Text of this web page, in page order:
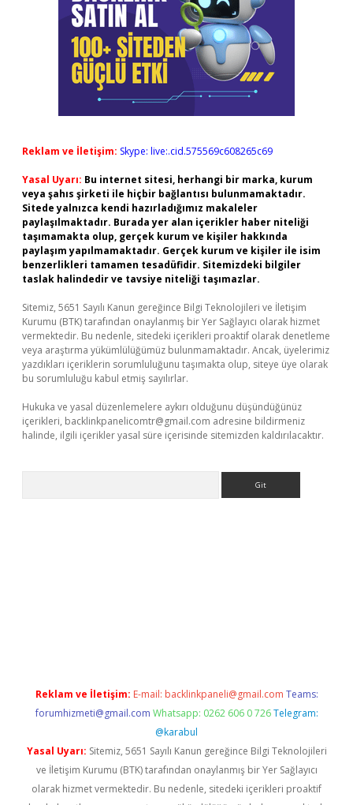
Reklam ve İletişim: Skype: live:.cid.575569c608265c69
Yasal Uyarı: Bu internet sitesi, herhangi bir marka, kurum
veya şahıs şirketi ile hiçbir bağlantısı bulunmamaktadır.
Sitede yalnızca kendi hazırladığımız makaleler
paylaşılmaktadır. Burada yer alan içerikler haber niteliği
taşımamakta olup, gerçek kurum ve kişiler hakkında
paylaşım yapılmamaktadır. Gerçek kurum ve kişiler ile isim
benzerlikleri tamamen tesadüfidir. Sitemizdeki bilgiler
taslak halindedir ve tavsiye niteliği taşımazlar.
Sitemiz, 5651 Sayılı Kanun gereğince Bilgi Teknolojileri ve İletişim
Kurumu (BTK) tarafından onaylanmış bir Yer Sağlayıcı olarak hizmet
vermektedir. Bu nedenle, sitedeki içerikleri proaktif olarak denetleme
veya araştırma yükümlülüğümüz bulunmamaktadır. Ancak, üyelerimiz
yazdıkları içeriklerin sorumluluğunu taşımakta olup, siteye üye olarak
bu sorumluluğu kabul etmiş sayılırlar.
Hukuka ve yasal düzenlemelere aykırı olduğunu düşündüğünüz
içerikleri, backlinkpanelicomtr@gmail.com adresine bildirmeniz
halinde, ilgili içerikler yasal süre içerisinde sitemizden kaldırılacaktır.
Reklam ve İletişim: E-mail: backlinkpaneli@gmail.com Teams:
forumhizmeti@gmail.com Whatsapp: 0262 606 0 726 Telegram:
@karabul
Yasal Uyarı: Sitemiz, 5651 Sayılı Kanun gereğince Bilgi Teknolojileri
ve İletişim Kurumu (BTK) tarafından onaylanmış bir Yer Sağlayıcı
olarak hizmet vermektedir. Bu nedenle, sitedeki içerikleri proaktif